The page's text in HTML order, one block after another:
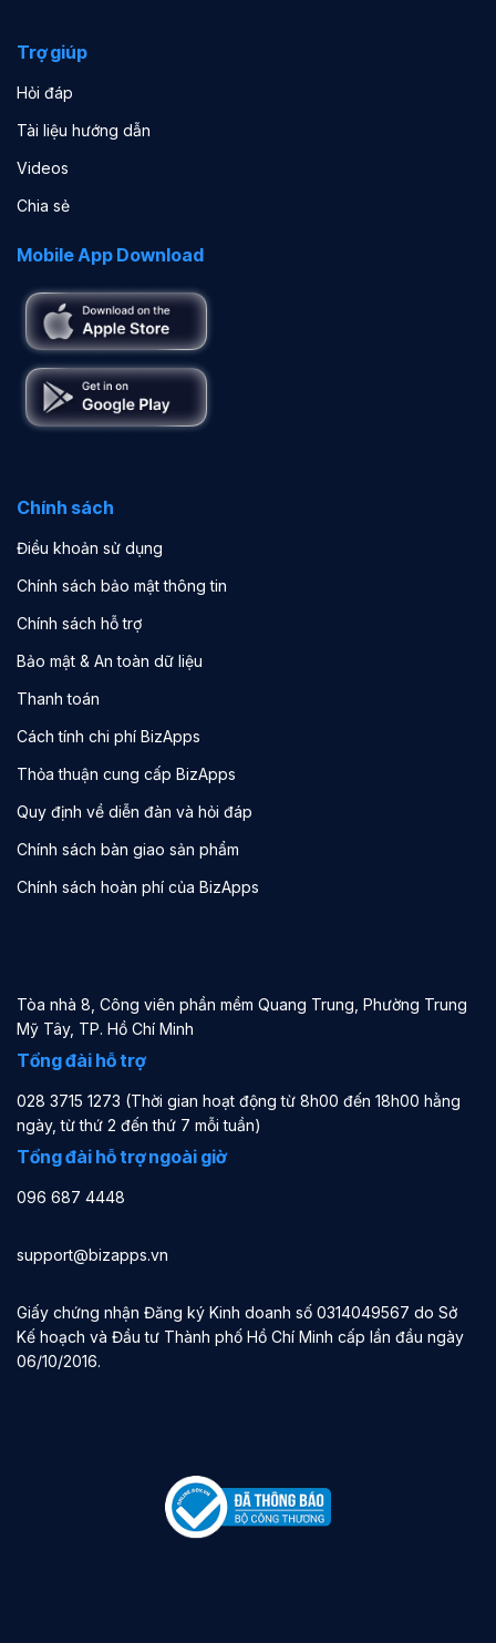
Trợ giúp
Hỏi đáp
Tài liệu hướng dẫn
Videos
Chia sẻ
Mobile App Download
Chính sách
Điều khoản sử dụng
Chính sách bảo mật thông tin
Chính sách hỗ trợ
Bảo mật & An toàn dữ liệu
Thanh toán
Cách tính chi phí BizApps
Thỏa thuận cung cấp BizApps
Quy định về diễn đàn và hỏi đáp
Chính sách bàn giao sản phẩm
Chính sách hoàn phí của BizApps
Tòa nhà 8, Công viên phần mềm Quang Trung, Phường Trung
Mỹ Tây, TP. Hồ Chí Minh
Tổng đài hỗ trợ
028 3715 1273 (Thời gian hoạt động từ 8h00 đến 18h00 hằng
ngày, từ thứ 2 đến thứ 7 mỗi tuần)
Tổng đài hỗ trợ ngoài giờ
096 687 4448
support@bizapps.vn
Giấy chứng nhận Đăng ký Kinh doanh số 0314049567 do Sở
Kế hoạch và Đầu tư Thành phố Hồ Chí Minh cấp lần đầu ngày
06/10/2016.